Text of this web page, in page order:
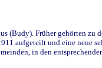
Früher gehörten zu
aufgeteilt und eine neue
in den